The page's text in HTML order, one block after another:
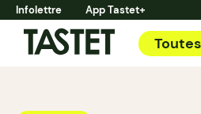
Infolettre App Tastet+